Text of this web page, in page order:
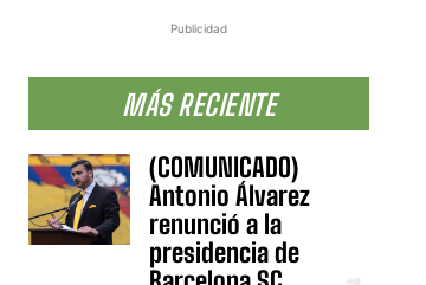
Publicidad
MÁS RECIENTE
(COMUNICADO)
Antonio Álvarez
renunció a la
presidencia de